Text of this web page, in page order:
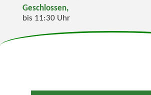
Geschlossen,
bis 11:30 Uhr